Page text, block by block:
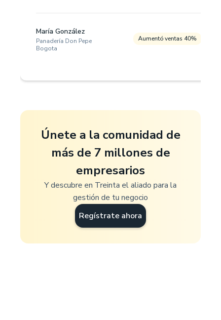
María González
Panadería Don Pepe
Bogota
Aumentó ventas 40%
Únete a la comunidad de
más de 7 millones de
empresarios
Y descubre en Treinta el aliado para la
gestión de tu negocio
Regístrate ahora